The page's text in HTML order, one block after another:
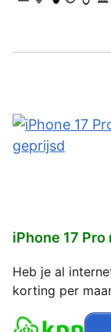
iPhone 17
Heb je al
korting per